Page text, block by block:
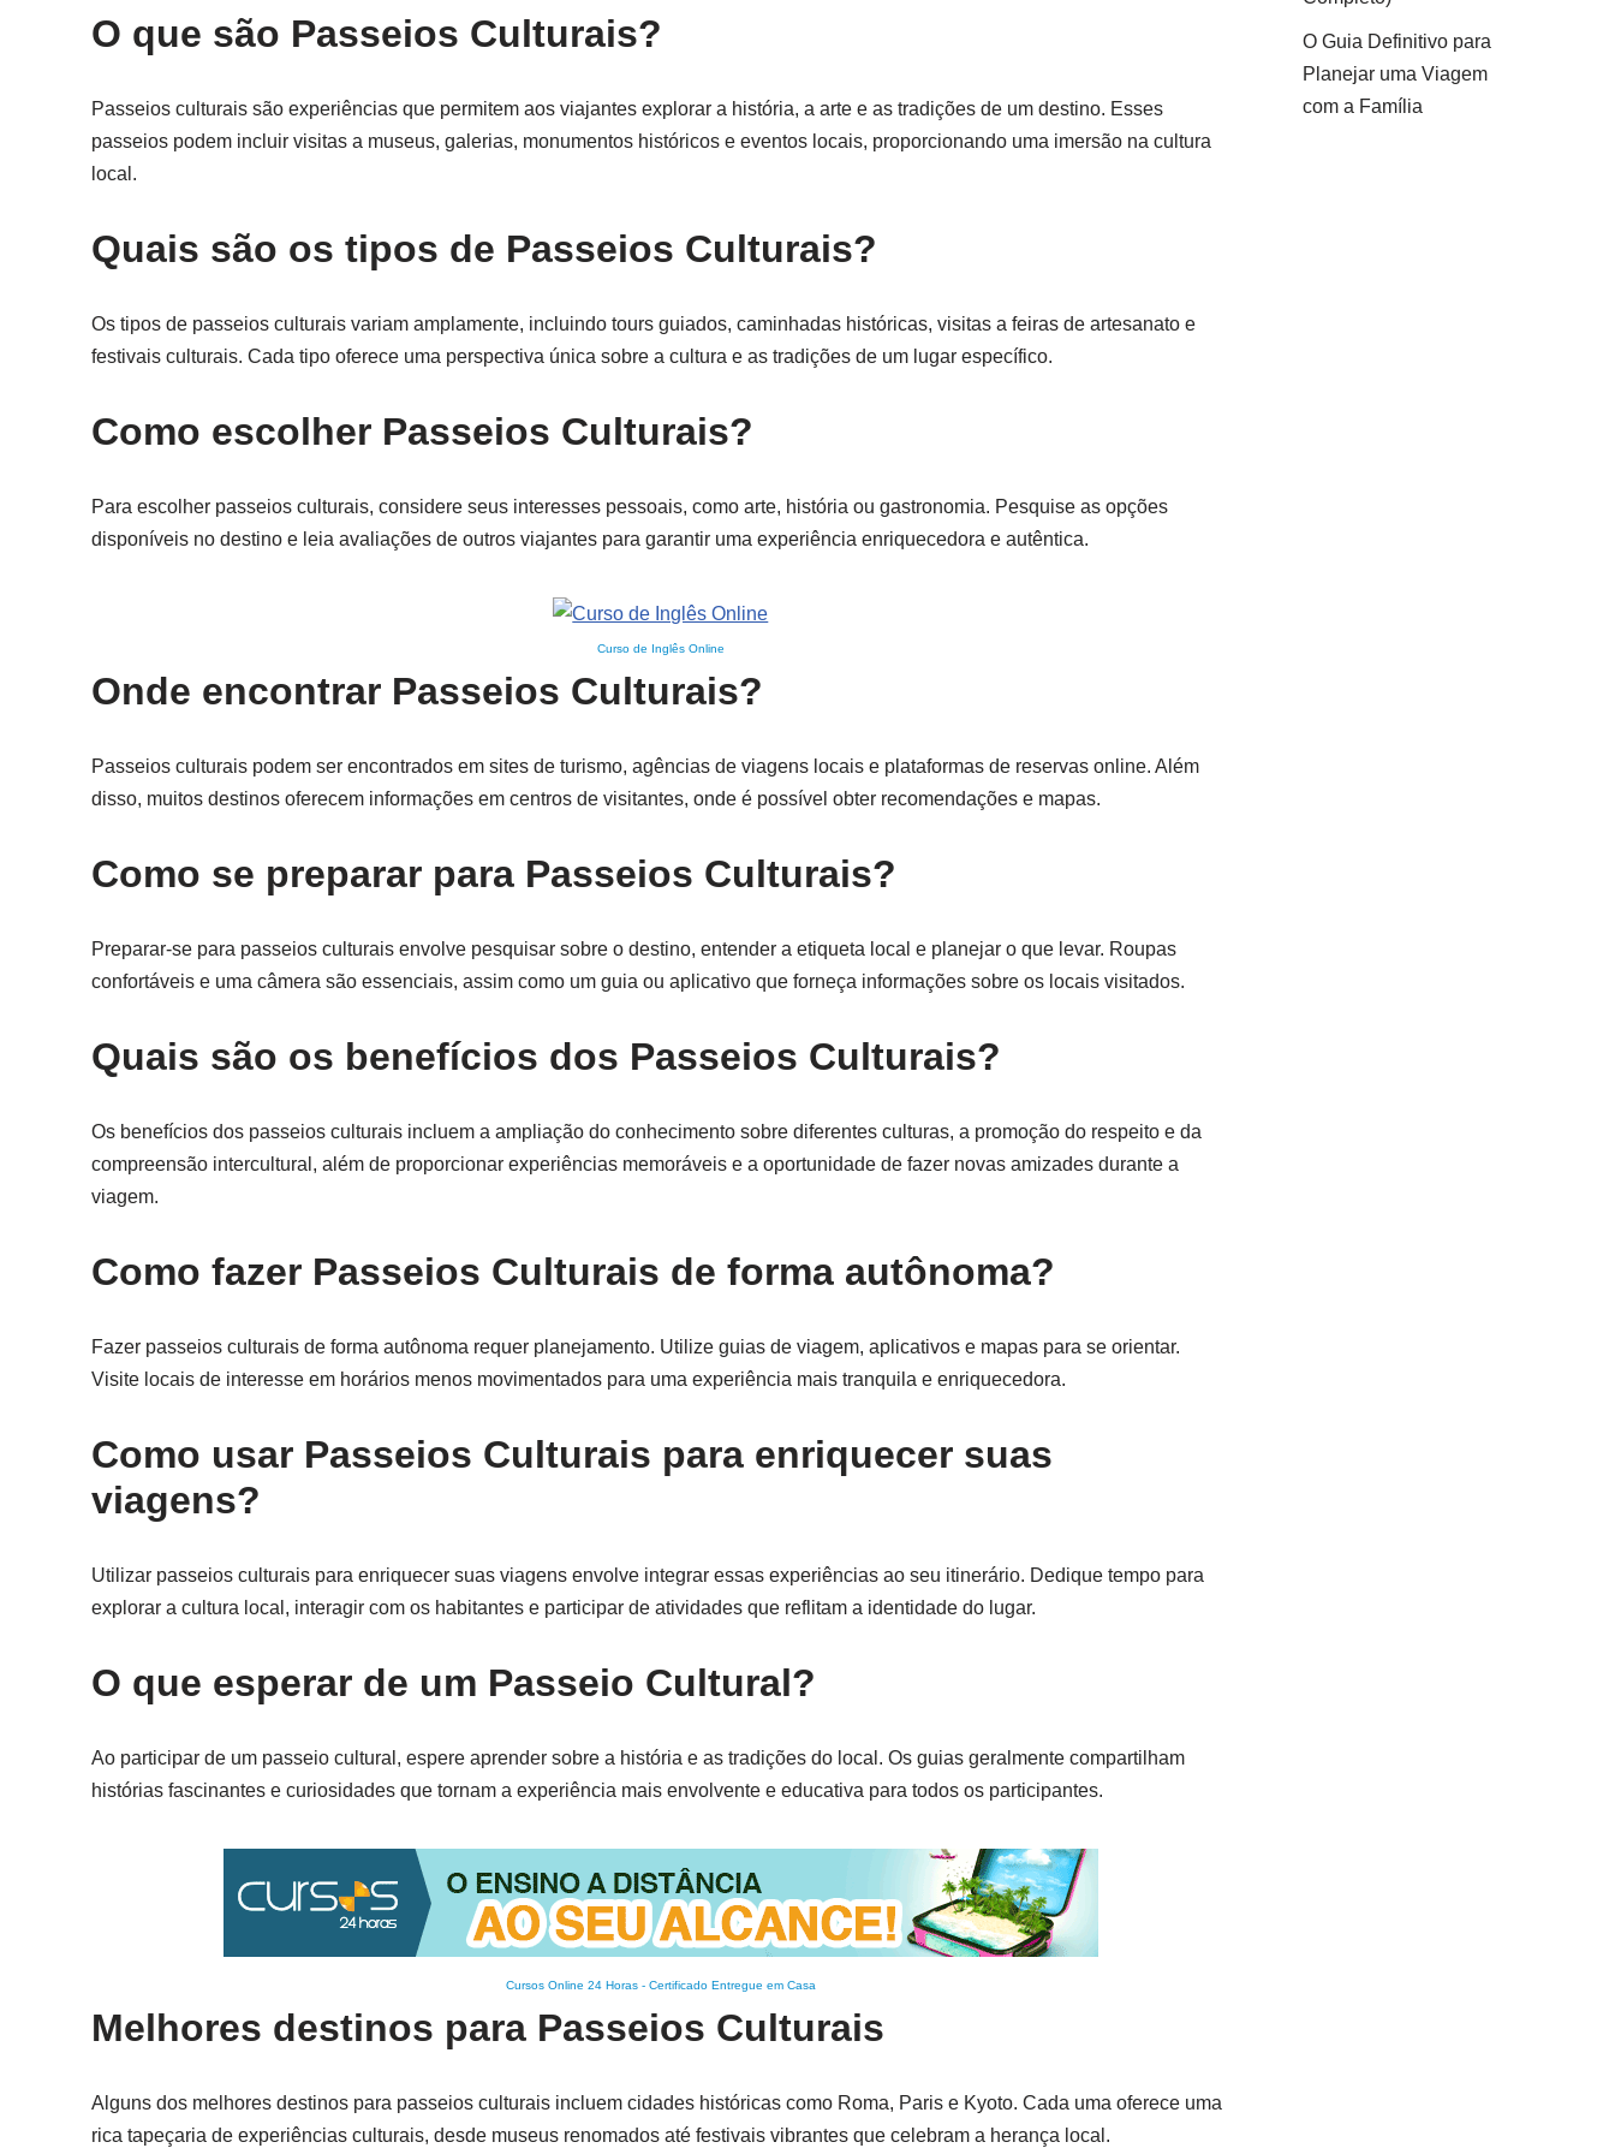
O que são Passeios Culturais?
Passeios culturais são experiências que permitem aos viajantes explorar a história, a arte e as tradições de um destino. Esses
passeios podem incluir visitas a museus, galerias, monumentos históricos e eventos locais, proporcionando uma imersão na cultura
local.
Quais são os tipos de Passeios Culturais?
Os tipos de passeios culturais variam amplamente, incluindo tours guiados, caminhadas históricas, visitas a feiras de artesanato e
festivais culturais. Cada tipo oferece uma perspectiva única sobre a cultura e as tradições de um lugar específico.
Como escolher Passeios Culturais?
Para escolher passeios culturais, considere seus interesses pessoais, como arte, história ou gastronomia. Pesquise as opções
disponíveis no destino e leia avaliações de outros viajantes para garantir uma experiência enriquecedora e autêntica.
Curso de Inglês Online
Onde encontrar Passeios Culturais?
Passeios culturais podem ser encontrados em sites de turismo, agências de viagens locais e plataformas de reservas online. Além
disso, muitos destinos oferecem informações em centros de visitantes, onde é possível obter recomendações e mapas.
Como se preparar para Passeios Culturais?
Preparar-se para passeios culturais envolve pesquisar sobre o destino, entender a etiqueta local e planejar o que levar. Roupas
confortáveis e uma câmera são essenciais, assim como um guia ou aplicativo que forneça informações sobre os locais visitados.
Quais são os benefícios dos Passeios Culturais?
Os benefícios dos passeios culturais incluem a ampliação do conhecimento sobre diferentes culturas, a promoção do respeito e da
compreensão intercultural, além de proporcionar experiências memoráveis e a oportunidade de fazer novas amizades durante a
viagem.
Como fazer Passeios Culturais de forma autônoma?
Fazer passeios culturais de forma autônoma requer planejamento. Utilize guias de viagem, aplicativos e mapas para se orientar.
Visite locais de interesse em horários menos movimentados para uma experiência mais tranquila e enriquecedora.
Como usar Passeios Culturais para enriquecer suas
viagens?
Utilizar passeios culturais para enriquecer suas viagens envolve integrar essas experiências ao seu itinerário. Dedique tempo para
explorar a cultura local, interagir com os habitantes e participar de atividades que reflitam a identidade do lugar.
O que esperar de um Passeio Cultural?
Ao participar de um passeio cultural, espere aprender sobre a história e as tradições do local. Os guias geralmente compartilham
histórias fascinantes e curiosidades que tornam a experiência mais envolvente e educativa para todos os participantes.
Cursos Online 24 Horas- Certificado Entregue em Casa
Melhores destinos para Passeios Culturais
Alguns dos melhores destinos para passeios culturais incluem cidades históricas como Roma, Paris e Kyoto. Cada uma oferece uma
rica tapeçaria de experiências culturais, desde museus renomados até festivais vibrantes que celebram a herança local.
O Guia Definitivo para
Planejar uma Viagem
com a Família